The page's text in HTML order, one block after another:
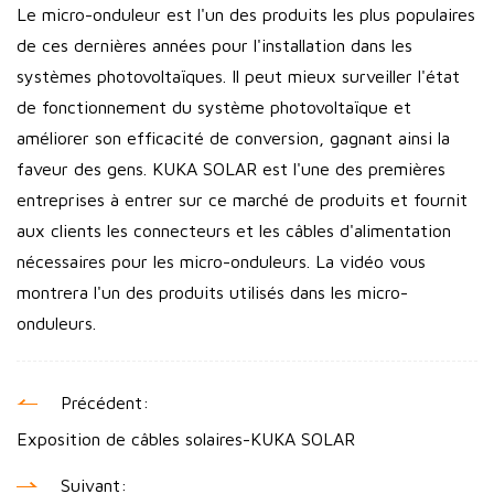
Le micro-onduleur est l'un des produits les plus populaires
de ces dernières années pour l'installation dans les
systèmes photovoltaïques. Il peut mieux surveiller l'état
de fonctionnement du système photovoltaïque et
améliorer son efficacité de conversion, gagnant ainsi la
faveur des gens. KUKA SOLAR est l'une des premières
entreprises à entrer sur ce marché de produits et fournit
aux clients les connecteurs et les câbles d'alimentation
nécessaires pour les micro-onduleurs. La vidéo vous
montrera l'un des produits utilisés dans les micro-
onduleurs.
Précédent:
Exposition de câbles solaires-KUKA SOLAR
Suivant: